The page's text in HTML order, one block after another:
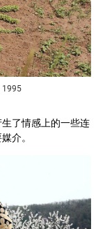
1995
了情感上的一些连
介。